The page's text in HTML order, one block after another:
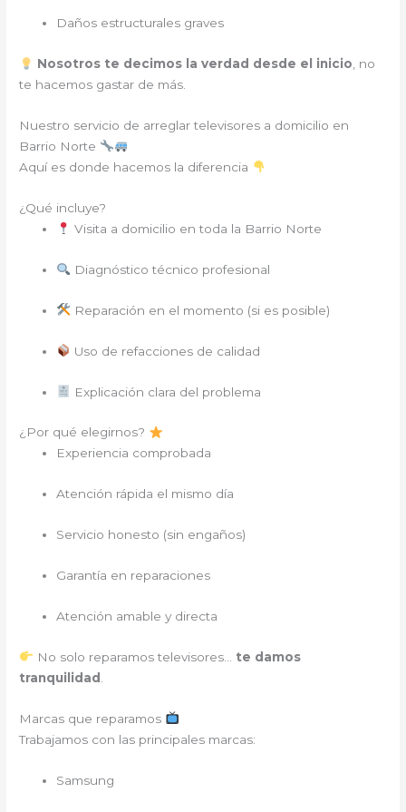
Daños estructurales graves
Nosotros te decimos la verdad desde el inicio, no
te hacemos gastar de más.
Nuestro servicio de arreglar televisores a domicilio en
Barrio Norte
Aquí es donde hacemos la diferencia
¿Qué incluye?
Visita a domicilio en toda la Barrio Norte
Diagnóstico técnico profesional
Reparación en el momento (si es posible)
Uso de refacciones de calidad
Explicación clara del problema
¿Por qué elegirnos?
Experiencia comprobada
Atención rápida el mismo día
Servicio honesto (sin engaños)
Garantía en reparaciones
Atención amable y directa
No solo reparamos televisores… te damos
tranquilidad
Marcas que reparamos
Trabajamos con las principales marcas:
Samsung